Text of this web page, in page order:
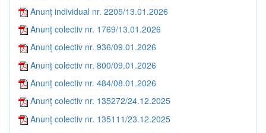
Anunț individual nr. 2205/13.01.2026
Anunț colectiv nr. 1769/13.01.2026
Anunț colectiv nr. 936/09.01.2026
Anunț colectiv nr. 800/09.01.2026
Anunț colectiv nr. 484/08.01.2026
Anunț colectiv nr. 135272/24.12.2025
Anunț colectiv nr. 135111/23.12.2025